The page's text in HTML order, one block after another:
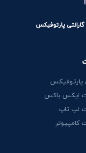
گارانتی پارتوفیکس
پارتوفیکس
ایکس باکس
لپ تاپ
کامپیوتر